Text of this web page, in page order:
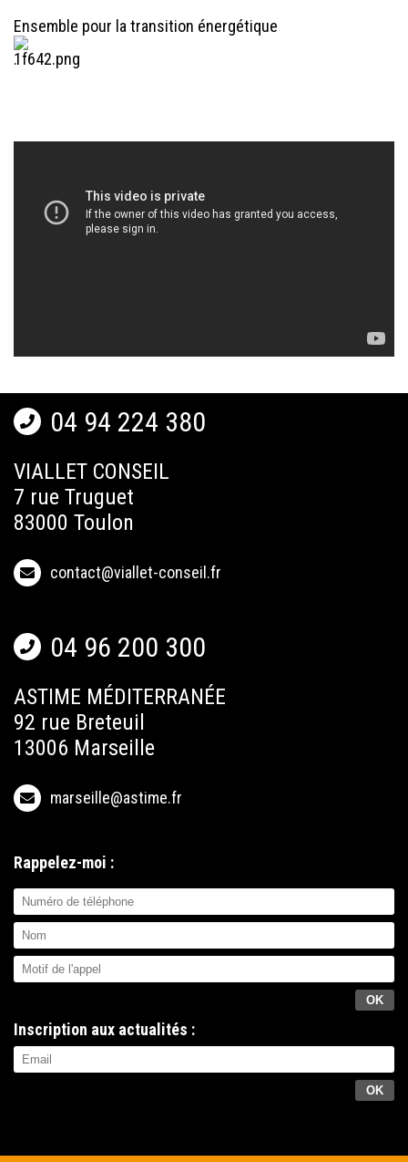
Ensemble pour la transition énergétique
.
04 94 224 380
VIALLET CONSEIL
7 rue Truguet
83000 Toulon
contact@viallet-conseil.fr
04 96 200 300
ASTIME MÉDITERRANÉE
92 rue Breteuil
13006 Marseille
marseille@astime.fr
Rappelez-moi :
Inscription aux actualités :
OK